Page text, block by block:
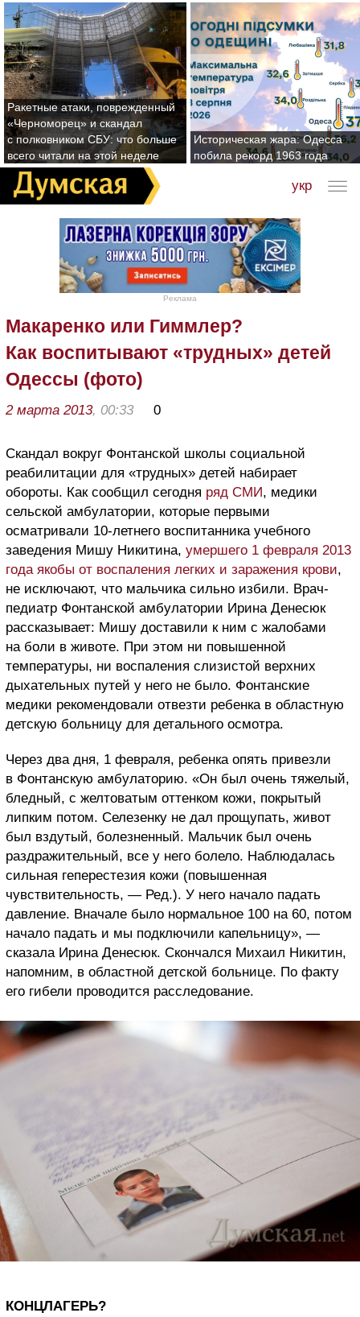
Ракетные атаки, поврежденный
«Черноморец» и скандал
с полковником СБУ: что больше
всего читали на этой неделе
Историческая жара: Одесса
побила рекорд 1963 года
укр
Реклама
Макаренко или Гиммлер?
Как воспитывают «трудных» детей
Одессы (фото)
2 марта 2013, 00:33 0
Скандал вокруг Фонтанской школы социальной
реабилитации для «трудных» детей набирает
обороты. Как сообщил сегодня ряд СМИ, медики
сельской амбулатории, которые первыми
осматривали 10-летнего воспитанника учебного
заведения Мишу Никитина, умершего 1 февраля 2013
года якобы от воспаления легких и заражения крови,
не исключают, что мальчика сильно избили. Врач-
педиатр Фонтанской амбулатории Ирина Денесюк
рассказывает: Мишу доставили к ним с жалобами
на боли в животе. При этом ни повышенной
температуры, ни воспаления слизистой верхних
дыхательных путей у него не было. Фонтанские
медики рекомендовали отвезти ребенка в областную
детскую больницу для детального осмотра.
Через два дня, 1 февраля, ребенка опять привезли
в Фонтанскую амбулаторию. «Он был очень тяжелый,
бледный, с желтоватым оттенком кожи, покрытый
липким потом. Селезенку не дал прощупать, живот
был вздутый, болезненный. Мальчик был очень
раздражительный, все у него болело. Наблюдалась
сильная геперестезия кожи (повышенная
чувствительность, — Ред.). У него начало падать
давление. Вначале было нормальное 100 на 60, потом
начало падать и мы подключили капельницу», —
сказала Ирина Денесюк. Скончался Михаил Никитин,
напомним, в областной детской больнице. По факту
его гибели проводится расследование.
КОНЦЛАГЕРЬ?